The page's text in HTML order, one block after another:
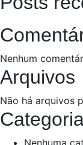
Nenhum
Arquivos
Não há arquivos
Nenhuma